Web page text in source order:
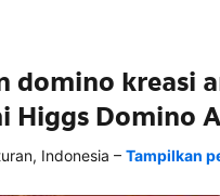
domino kreasi
Higgs Domino
Indonesia – Tampilkan